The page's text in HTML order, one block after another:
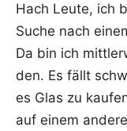
Hach Leu­te, ich
Suche nach
Da bin ich
den. Es fällt
es Glas zu
auf einem